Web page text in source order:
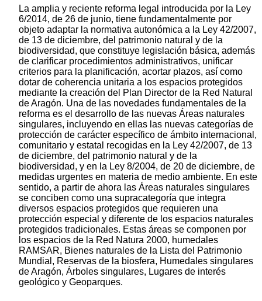
La amplia y reciente reforma legal introducida por la Ley
6/2014, de 26 de junio, tiene fundamentalmente por
objeto adaptar la normativa autonómica a la Ley 42/2007,
de 13 de diciembre, del patrimonio natural y de la
biodiversidad, que constituye legislación básica, además
de clarificar procedimientos administrativos, unificar
criterios para la planificación, acortar plazos, así como
dotar de coherencia unitaria a los espacios protegidos
mediante la creación del Plan Director de la Red Natural
de Aragón. Una de las novedades fundamentales de la
reforma es el desarrollo de las nuevas Áreas naturales
singulares, incluyendo en ellas las nuevas categorías de
protección de carácter específico de ámbito internacional,
comunitario y estatal recogidas en la Ley 42/2007, de 13
de diciembre, del patrimonio natural y de la
biodiversidad, y en la Ley 8/2004, de 20 de diciembre, de
medidas urgentes en materia de medio ambiente. En este
sentido, a partir de ahora las Áreas naturales singulares
se conciben como una supracategoría que integra
diversos espacios protegidos que requieren una
protección especial y diferente de los espacios naturales
protegidos tradicionales. Estas áreas se componen por
los espacios de la Red Natura 2000, humedales
RAMSAR, Bienes naturales de la Lista del Patrimonio
Mundial, Reservas de la biosfera, Humedales singulares
de Aragón, Árboles singulares, Lugares de interés
geológico y Geoparques.